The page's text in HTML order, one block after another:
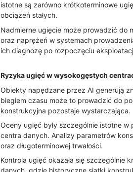
istotne są zarówno krótkoterminowe
obciążeń stałych.
Nadmierne ugięcie może prowadzić do
oraz naprężeń w systemach
ich diagnozę po rozpoczęciu
Ryzyka ugięć w wysokogęstych
Obiekty napędzane przez AI generują
biegiem czasu może to prowadzić do
konstrukcyjna pozostaje wystarczająca.
Oceny ugięć były szczególnie istotne
centra danych. Analizy parametrów
oraz długoterminowej trwałości.
Kontrola ugięć okazała się